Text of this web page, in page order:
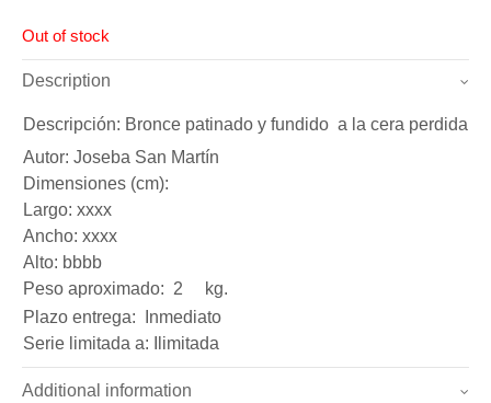
Out of stock
Description
Descripción: Bronce patinado y fundido a la cera perdida.
Autor: Joseba San Martín
Dimensiones (cm):
Largo: xxxx
Ancho: xxxx
Alto: bbbb
Peso aproximado: 2 kg.
Plazo entrega: Inmediato
Serie limitada a: Ilimitada
Additional information